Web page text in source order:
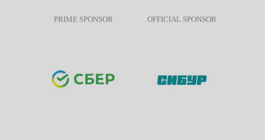
PRIME SPONSOR OFFICIAL SPONSOR